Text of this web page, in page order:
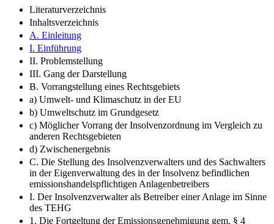
Literaturverzeichnis
Inhaltsverzeichnis
A. Einleitung
I. Einführung
II. Problemstellung
III. Gang der Darstellung
B. Vorrangstellung eines Rechtsgebiets
a) Umwelt- und Klimaschutz in der EU
b) Umweltschutz im Grundgesetz
c) Möglicher Vorrang der Insolvenzordnung im Vergleich zu
anderen Rechtsgebieten
d) Zwischenergebnis
C. Die Stellung des Insolvenzverwalters und des Sachwalters
in der Eigenverwaltung des in der Insolvenz befindlichen
emissionshandelspflichtigen Anlagenbetreibers
I. Der Insolvenzverwalter als Betreiber einer Anlage im Sinne
des TEHG
1. Die Fortgeltung der Emissionsgenehmigung gem. § 4